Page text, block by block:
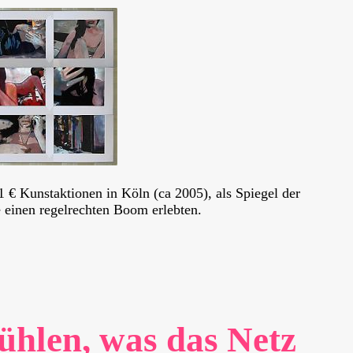
€ Kunstaktionen in Köln (ca 2005), als Spiegel der
regelrechten Boom erlebten.
was das Netz